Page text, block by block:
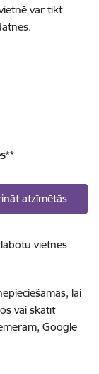
var tikt
**
atzīmētās
vietnes
lai
vai skatīt
Google